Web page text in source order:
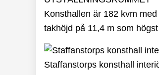
Konsthallen är 182 kvm
takhöjd på 11,4 m som
Staffanstorps konsthall